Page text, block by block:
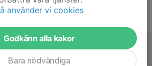
april månad
i Torstorp måndag 27 april
använder vi cookies
Godkänn alla kakor
Bara nödvändiga